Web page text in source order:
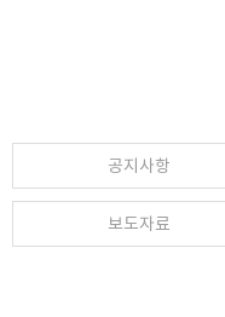
공지사항
보도자료